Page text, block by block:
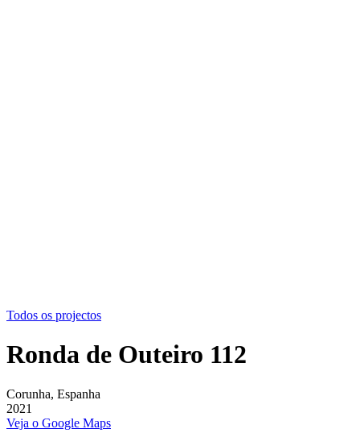
Todos os projectos
Ronda de Outeiro 112
Corunha, Espanha
2021
Veja o Google Maps